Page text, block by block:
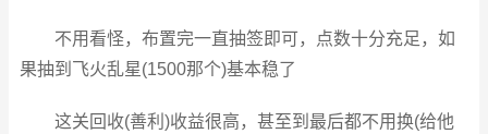
不用看怪，布置完一直抽签即可，点数十分充足，如
果抽到飞火乱星(1500那个)基本稳了
这关回收(善利)收益很高，甚至到最后都不用换(给他